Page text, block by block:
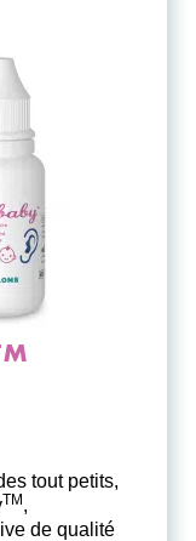
tout petits,
TM ,
de qualité